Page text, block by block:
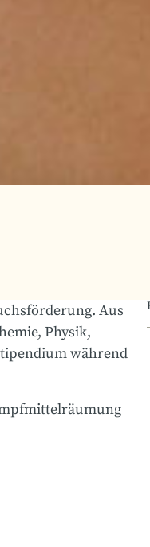
Aus
Physik,
während